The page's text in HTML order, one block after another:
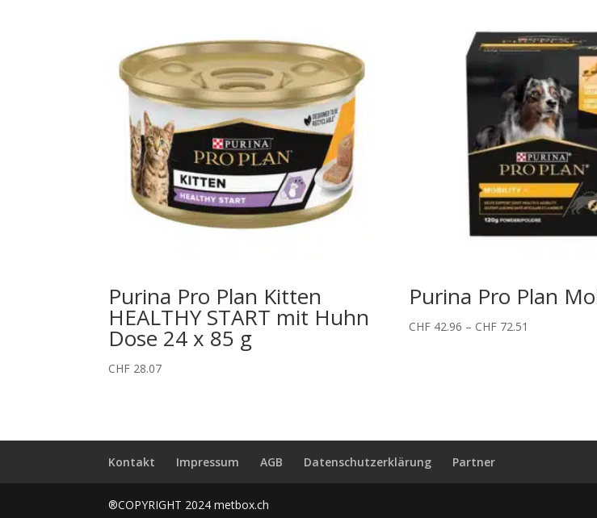
Purina Pro Plan Kitten
HEALTHY START mit Huhn
Dose 24 x 85 g
CHF 28.07
Purina Pro Plan
CHF42.96 – CHF72.51
Kontakt Impressum AGB Datenschutzerklärung Partner
®COPYRIGHT 2024 metbox.ch